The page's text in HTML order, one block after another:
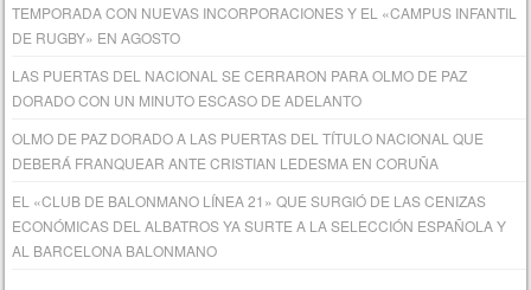
TEMPORADA CON NUEVAS INCORPORACIONES Y EL «CAMPUS INFANTIL
DE RUGBY» EN AGOSTO
LAS PUERTAS DEL NACIONAL SE CERRARON PARA OLMO DE PAZ
DORADO CON UN MINUTO ESCASO DE ADELANTO
OLMO DE PAZ DORADO A LAS PUERTAS DEL TÍTULO NACIONAL QUE
DEBERÁ FRANQUEAR ANTE CRISTIAN LEDESMA EN CORUÑA
EL «CLUB DE BALONMANO LÍNEA 21» QUE SURGIÓ DE LAS CENIZAS
ECONÓMICAS DEL ALBATROS YA SURTE A LA SELECCIÓN ESPAÑOLA Y
AL BARCELONA BALONMANO